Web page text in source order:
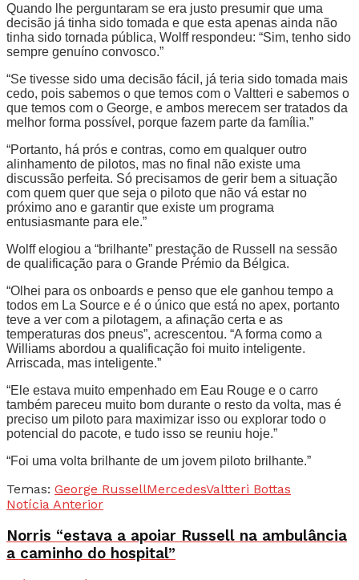
Quando lhe perguntaram se era justo presumir que uma
decisão já tinha sido tomada e que esta apenas ainda não
tinha sido tornada pública, Wolff respondeu: “Sim, tenho sido
sempre genuíno convosco.”
“Se tivesse sido uma decisão fácil, já teria sido tomada mais
cedo, pois sabemos o que temos com o Valtteri e sabemos o
que temos com o George, e ambos merecem ser tratados da
melhor forma possível, porque fazem parte da família.”
“Portanto, há prós e contras, como em qualquer outro
alinhamento de pilotos, mas no final não existe uma
discussão perfeita. Só precisamos de gerir bem a situação
com quem quer que seja o piloto que não vá estar no
próximo ano e garantir que existe um programa
entusiasmante para ele.”
Wolff elogiou a “brilhante” prestação de Russell na sessão
de qualificação para o Grande Prémio da Bélgica.
“Olhei para os onboards e penso que ele ganhou tempo a
todos em La Source e é o único que está no apex, portanto
teve a ver com a pilotagem, a afinação certa e as
temperaturas dos pneus”, acrescentou. “A forma como a
Williams abordou a qualificação foi muito inteligente.
Arriscada, mas inteligente.”
“Ele estava muito empenhado em Eau Rouge e o carro
também pareceu muito bom durante o resto da volta, mas é
preciso um piloto para maximizar isso ou explorar todo o
potencial do pacote, e tudo isso se reuniu hoje.”
“Foi uma volta brilhante de um jovem piloto brilhante.”
Temas: George RussellMercedesValtteri Bottas
Notícia Anterior
Norris “estava a apoiar Russell na ambulância
a caminho do hospital”